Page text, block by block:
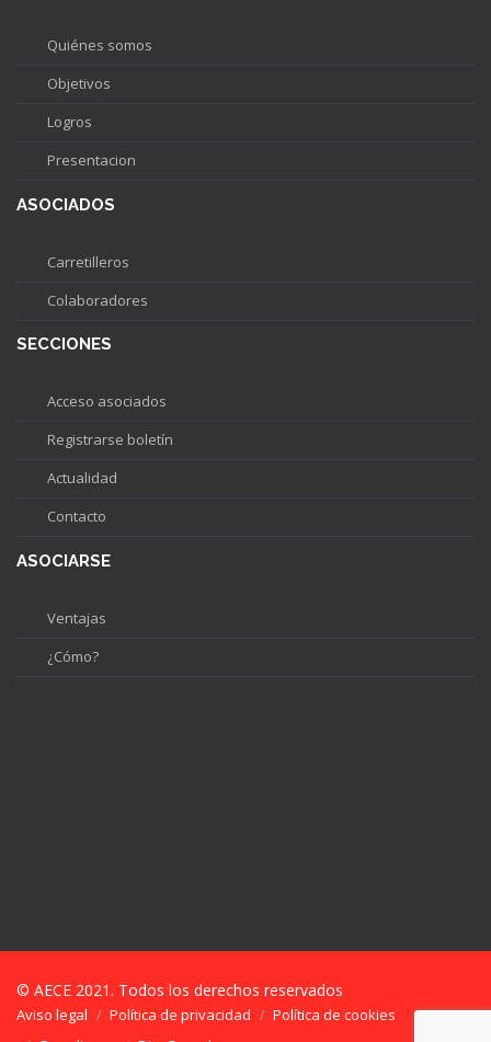
Quiénes somos
Objetivos
Logros
Presentacion
ASOCIADOS
Carretilleros
Colaboradores
SECCIONES
Acceso asociados
Registrarse boletín
Actualidad
Contacto
ASOCIARSE
Ventajas
¿Cómo?
© AECE 2021. Todos los derechos reservados
Aviso legal Política de privacidad
Política de cookies